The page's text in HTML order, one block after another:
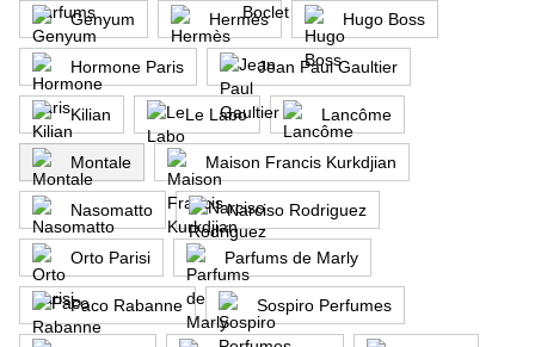
Genyum Hermès Hugo Boss
Hormone Paris Jean Paul Gaultier
Kilian Le Labo Lancôme
Montale Maison Francis Kurkdjian
Nasomatto Narciso Rodriguez
Orto Parisi Parfums de Marly
Paco Rabanne Sospiro Perfumes